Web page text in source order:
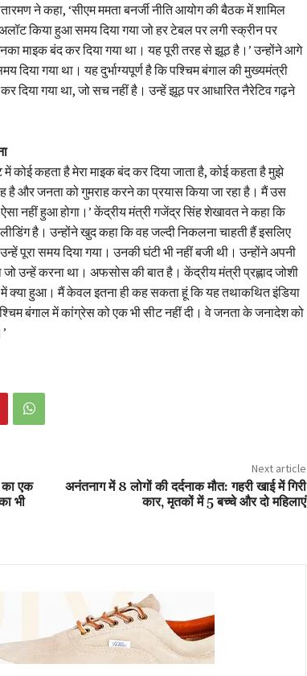
ने कहा, ‘सीएम ममता बनर्जी नीति आयोग की बैठक में शामिल
किया हुआ समय दिया गया जो हर टेबल पर लगी स्क्रीन पर
माइक बंद कर दिया गया था। यह पूरी तरह से झूठ है।’ उन्होंने आगे
दिया गया था। यह दुर्भाग्यपूर्ण है कि पश्चिम बंगाल की मुख्यमंत्री
कर दिया गया था, जो सच नहीं है। उन्हें झूठ पर आधारित नैरेटिव गढ़ने
में कोई कहता है मेरा माइक बंद कर दिया जाता है, कोई कहता है मुझे
है और जनता को गुमराह करने का प्रयास किया जा रहा है। मैं उस
नहीं हुआ होगा।’ केंद्रीय मंत्री गजेंद्र सिंह शेखावत ने कहा कि
है। उन्होंने खुद कहा कि वह जल्दी निकलना चाहती हैं इसलिए
पूरा समय दिया गया। उनकी घंटी भी नहीं बजी थी। उन्होंने अपनी
उन्हें करना था। अफसोस की बात है। केंद्रीय मंत्री प्रह्लाद जोशी
क्या हुआ। मैं केवल इतना ही कह सकता हूं कि यह तथाकथित इंडिया
बंगाल में कांग्रेस को एक भी सीट नहीं दी। वे जनता के जनादेश को
एक
भी
Next article
अनंतनाग में 8 लोगों की दर्दनाक मौत: गहरी खाई में गिरी
कार, मृतकों में 5 बच्चे और दो महिलाएं